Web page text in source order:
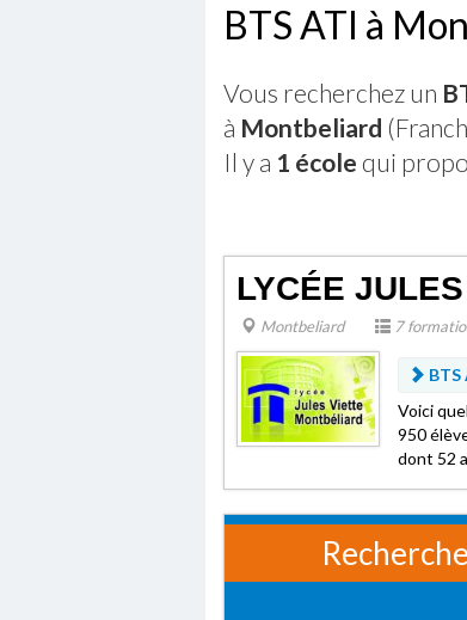
BTS ATI à
Vous recherchez un
à Montbeliard
Il y a 1 école qui
LYCÉE
Montbeliard 7
BTS
Voici
950
dont 52